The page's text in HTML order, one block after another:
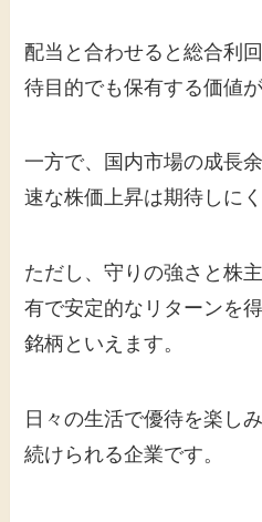
配当と合わせると総合利
待目的でも保有する価値が
一方で、国内市場の成長
速な株価上昇は期待しに
ただし、守りの強さと株
有で安定的なリターンを
銘柄といえます。
日々の生活で優待を楽し
続けられる企業です。